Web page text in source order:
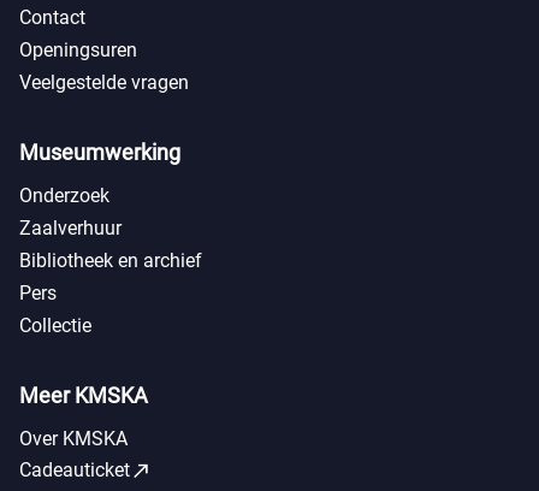
Contact
Openingsuren
Veelgestelde vragen
Museumwerking
Onderzoek
Zaalverhuur
Bibliotheek en archief
Pers
Collectie
Meer KMSKA
Over KMSKA
Cadeauticketcall_made